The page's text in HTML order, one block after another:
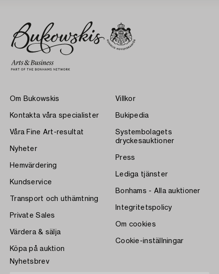
Om Bukowskis
Kontakta våra specialister
Våra Fine Art-resultat
Nyheter
Hemvärdering
Kundservice
Transport och uthämtning
Private Sales
Värdera & sälja
Köpa på auktion
Villkor
Bukipedia
Systembolagets
dryckesauktioner
Press
Lediga tjänster
Bonhams - Alla auktioner
Integritetspolicy
Om cookies
Cookie-inställningar
Nyhetsbrev